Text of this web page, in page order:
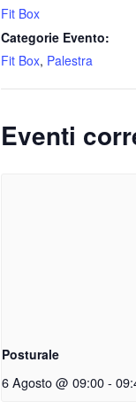
Fit Box
Categorie Evento:
Fit Box, Palestra
Eventi
Posturale
6 Agosto @ 09:00-